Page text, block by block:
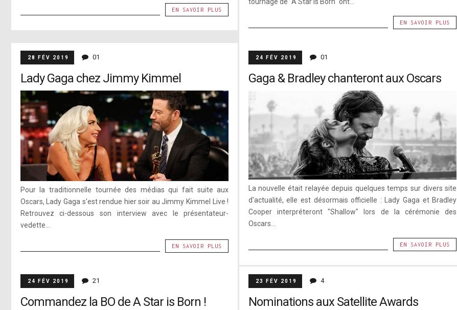
EN SAVOIR PLUS
EN SAVOIR PLUS
28 FÉV 2019 01
Lady Gaga chez Jimmy Kimmel
Pour la traditionnelle tournée des médias qui fait suite aux
Oscars, Lady Gaga s'est rendue hier soir au Jimmy Kimmel Live !
Retrouvez ci-dessous son interview avec le présentateur-
vedette...
EN SAVOIR PLUS
24 FÉV 2019 01
Gaga & Bradley chanteront aux Oscars
La nouvelle était relayée depuis quelques temps sur divers site
d'actualité, elle est désormais officielle : Lady Gaga et Bradley
Cooper interpréteront "Shallow" lors de la cérémonie des
Oscars...
EN SAVOIR PLUS
24 FÉV 2019 21
Commandez la BO de A Star is Born !
23 FÉV 2019 4
Nominations aux Satellite Awards